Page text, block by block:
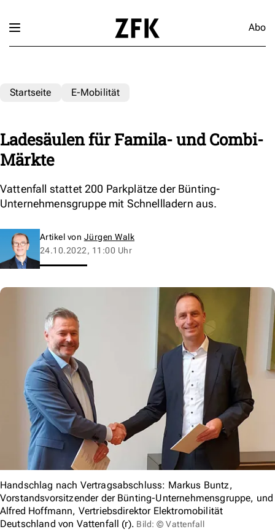
Abo
Startseite E-Mobilität
Ladesäulen für Famila- und Combi-
Märkte
Vattenfall stattet 200 Parkplätze der Bünting-
Unternehmensgruppe mit Schnellladern aus.
Artikel von Jürgen Walk
24.10.2022, 11:00 Uhr
Handschlag nach Vertragsabschluss: Markus Buntz,
Vorstandsvorsitzender der Bünting-Unternehmensgruppe, und
Alfred Hoffmann, Vertriebsdirektor Elektromobilität
Deutschland von Vattenfall (r). Bild: © Vattenfall